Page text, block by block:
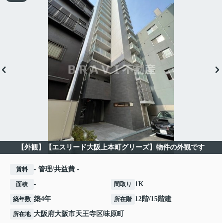
【外観】【エスリード大阪上本町グリーズ】物件の外観です
賃料 - 管理/共益費 -
面積 - 間取り 1K
築年数 築4年 所在階 12階/15階建
所在地 大阪府大阪市天王寺区味原町